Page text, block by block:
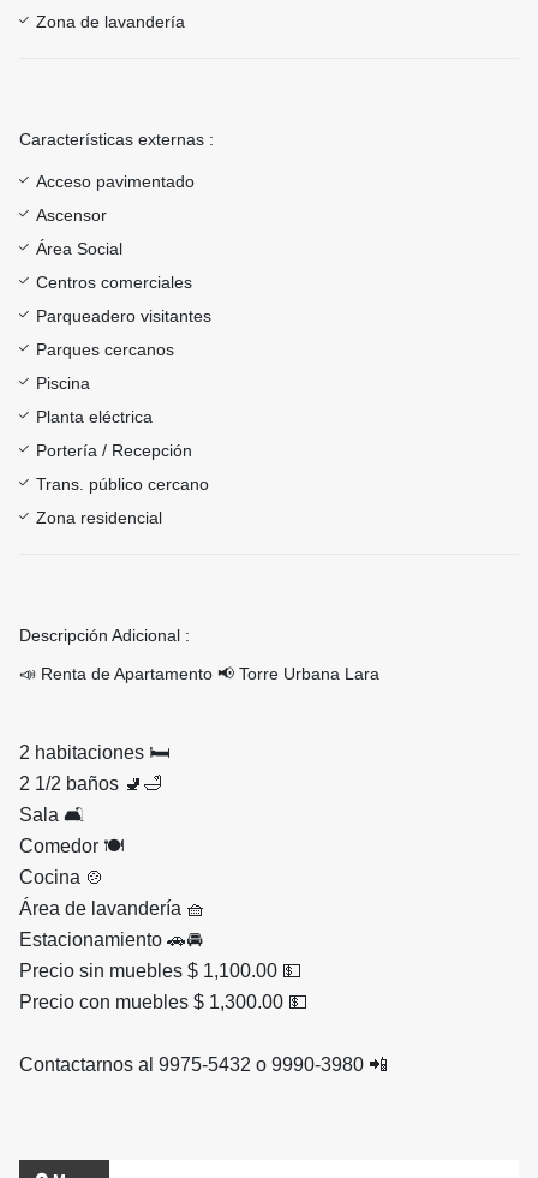
Zona de lavandería
Características externas :
Acceso pavimentado
Ascensor
Área Social
Centros comerciales
Parqueadero visitantes
Parques cercanos
Piscina
Planta eléctrica
Portería / Recepción
Trans. público cercano
Zona residencial
Descripción Adicional :
📣 Renta de Apartamento 📢 Torre Urbana Lara
2 habitaciones 🛏
2 1/2 baños 🚽🛁
Sala 🛋
Comedor 🍽
Cocina 🍲
Área de lavandería 🧺
Estacionamiento 🚗🚘
Precio sin muebles $ 1,100.00 💵
Precio con muebles $ 1,300.00 💵
Contactarnos al 9975-5432 o 9990-3980 📲